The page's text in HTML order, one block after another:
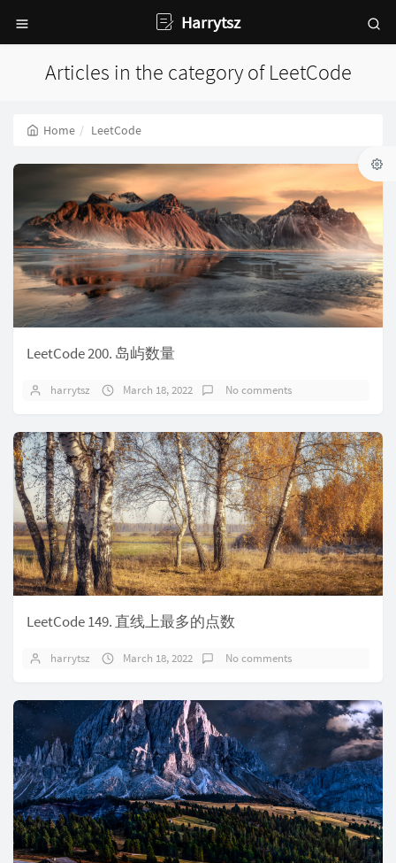
Harrytsz
Articles in the category of LeetCode
Home LeetCode
LeetCode 200. 岛屿数量
harrytsz March 18, 2022 No comments
LeetCode 149. 直线上最多的点数
harrytsz March 18, 2022 No comments